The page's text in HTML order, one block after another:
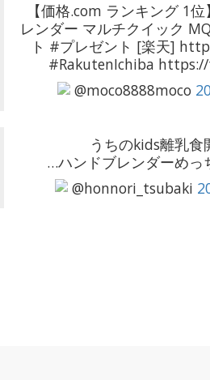
【価格.com ランキング 1
レンダー マルチクイック
ト #プレゼント [楽天]
#RakutenIchiba https://
@moco8888moco
うちのkids離乳食
…ハンドブレンダーめっ
@honnori_tsubaki